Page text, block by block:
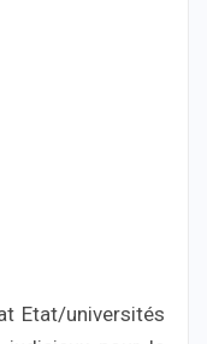
Etat/universités